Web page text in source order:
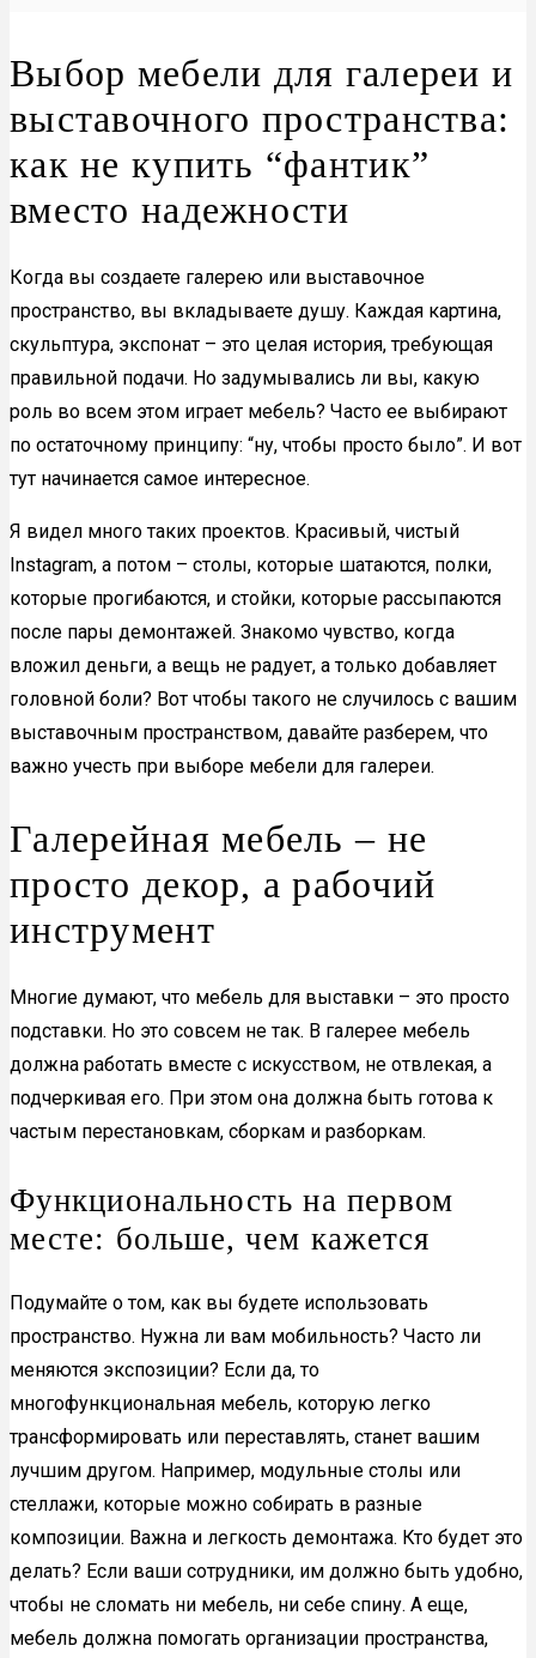
Выбор мебели для галереи и
выставочного пространства:
как не купить “фантик”
вместо надежности
Когда вы создаете галерею или выставочное
пространство, вы вкладываете душу. Каждая картина,
скульптура, экспонат – это целая история, требующая
правильной подачи. Но задумывались ли вы, какую
роль во всем этом играет мебель? Часто ее выбирают
по остаточному принципу: “ну, чтобы просто было”. И вот
тут начинается самое интересное.
Я видел много таких проектов. Красивый, чистый
Instagram, а потом – столы, которые шатаются, полки,
которые прогибаются, и стойки, которые рассыпаются
после пары демонтажей. Знакомо чувство, когда
вложил деньги, а вещь не радует, а только добавляет
головной боли? Вот чтобы такого не случилось с вашим
выставочным пространством, давайте разберем, что
важно учесть при выборе мебели для галереи.
Галерейная мебель – не
просто декор, а рабочий
инструмент
Многие думают, что мебель для выставки – это просто
подставки. Но это совсем не так. В галерее мебель
должна работать вместе с искусством, не отвлекая, а
подчеркивая его. При этом она должна быть готова к
частым перестановкам, сборкам и разборкам.
Функциональность на первом
месте: больше, чем кажется
Подумайте о том, как вы будете использовать
пространство. Нужна ли вам мобильность? Часто ли
меняются экспозиции? Если да, то
многофункциональная мебель, которую легко
трансформировать или переставлять, станет вашим
лучшим другом. Например, модульные столы или
стеллажи, которые можно собирать в разные
композиции. Важна и легкость демонтажа. Кто будет это
делать? Если ваши сотрудники, им должно быть удобно,
чтобы не сломать ни мебель, ни себе спину. А еще,
мебель должна помогать организации пространства,